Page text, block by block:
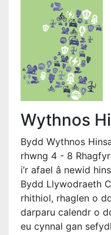
Wythnos
Bydd Wythnos
rhwng 4 - 8
i’r afael â newid
Bydd Llywodraeth
rhithiol, rhaglen o
darparu calendr o
eu cynnal gan